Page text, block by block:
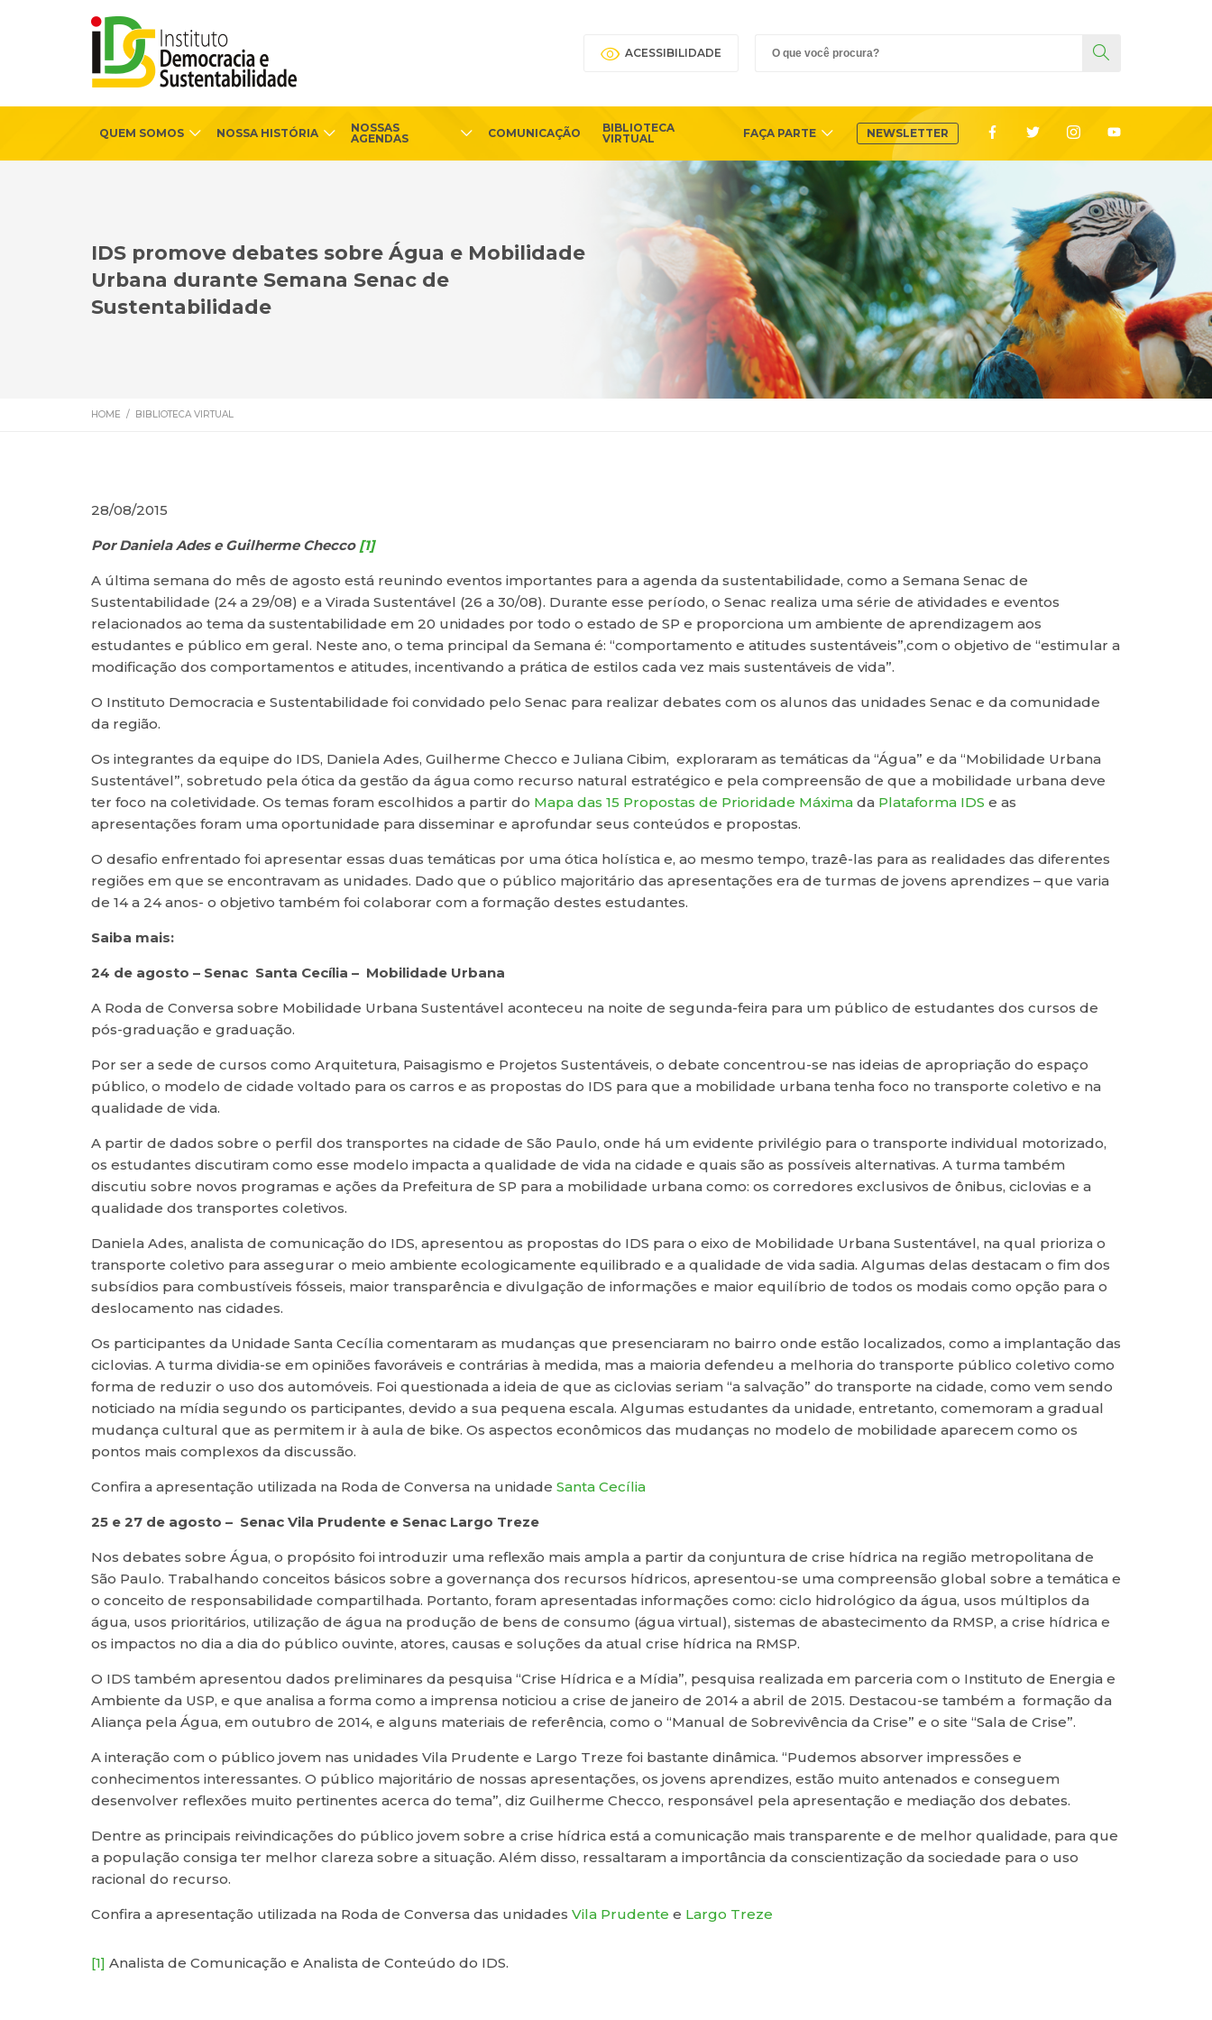
ACESSIBILIDADE
QUEM SOMOS NOSSA HISTÓRIA
NOSSAS
AGENDAS
COMUNICAÇÃO
BIBLIOTECA
VIRTUAL
FAÇA PARTE NEWSLETTER
IDS promove debates sobre Água e Mobilidade
Urbana durante Semana Senac de
Sustentabilidade
HOME / BIBLIOTECA VIRTUAL
28/08/2015
Por Daniela Ades e Guilherme Checco [1]
A última semana do mês de agosto está reunindo eventos importantes para a agenda da sustentabilidade, como a Semana Senac de
Sustentabilidade (24 a 29/08) e a Virada Sustentável (26 a 30/08). Durante esse período, o Senac realiza uma série de atividades e eventos
relacionados ao tema da sustentabilidade em 20 unidades por todo o estado de SP e proporciona um ambiente de aprendizagem aos
estudantes e público em geral. Neste ano, o tema principal da Semana é: “comportamento e atitudes sustentáveis”,com o objetivo de “estimular a
modificação dos comportamentos e atitudes, incentivando a prática de estilos cada vez mais sustentáveis de vida”.
O Instituto Democracia e Sustentabilidade foi convidado pelo Senac para realizar debates com os alunos das unidades Senac e da comunidade
da região.
Os integrantes da equipe do IDS, Daniela Ades, Guilherme Checco e Juliana Cibim, exploraram as temáticas da “Água” e da “Mobilidade Urbana
Sustentável”, sobretudo pela ótica da gestão da água como recurso natural estratégico e pela compreensão de que a mobilidade urbana deve
ter foco na coletividade. Os temas foram escolhidos a partir do Mapa das 15 Propostas de Prioridade Máximada Plataforma IDS e as
apresentações foram uma oportunidade para disseminar e aprofundar seus conteúdos e propostas.
O desafio enfrentado foi apresentar essas duas temáticas por uma ótica holística e, ao mesmo tempo, trazê-las para as realidades das diferentes
regiões em que se encontravam as unidades. Dado que o público majoritário das apresentações era de turmas de jovens aprendizes – que varia
de 14 a 24 anos- o objetivo também foi colaborar com a formação destes estudantes.
Saiba mais:
24 de agosto – Senac Santa Cecília – Mobilidade Urbana
A Roda de Conversa sobre Mobilidade Urbana Sustentável aconteceu na noite de segunda-feira para um público de estudantes dos cursos de
pós-graduação e graduação.
Por ser a sede de cursos como Arquitetura, Paisagismo e Projetos Sustentáveis, o debate concentrou-se nas ideias de apropriação do espaço
público, o modelo de cidade voltado para os carros e as propostas do IDS para que a mobilidade urbana tenha foco no transporte coletivo e na
qualidade de vida.
A partir de dados sobre o perfil dos transportes na cidade de São Paulo, onde há um evidente privilégio para o transporte individual motorizado,
os estudantes discutiram como esse modelo impacta a qualidade de vida na cidade e quais são as possíveis alternativas. A turma também
discutiu sobre novos programas e ações da Prefeitura de SP para a mobilidade urbana como: os corredores exclusivos de ônibus, ciclovias e a
qualidade dos transportes coletivos.
Daniela Ades, analista de comunicação do IDS, apresentou as propostas do IDS para o eixo de Mobilidade Urbana Sustentável, na qual prioriza o
transporte coletivo para assegurar o meio ambiente ecologicamente equilibrado e a qualidade de vida sadia. Algumas delas destacam o fim dos
subsídios para combustíveis fósseis, maior transparência e divulgação de informações e maior equilíbrio de todos os modais como opção para o
deslocamento nas cidades.
Os participantes da Unidade Santa Cecília comentaram as mudanças que presenciaram no bairro onde estão localizados, como a implantação das
ciclovias. A turma dividia-se em opiniões favoráveis e contrárias à medida, mas a maioria defendeu a melhoria do transporte público coletivo como
forma de reduzir o uso dos automóveis. Foi questionada a ideia de que as ciclovias seriam “a salvação” do transporte na cidade, como vem sendo
noticiado na mídia segundo os participantes, devido a sua pequena escala. Algumas estudantes da unidade, entretanto, comemoram a gradual
mudança cultural que as permitem ir à aula de bike. Os aspectos econômicos das mudanças no modelo de mobilidade aparecem como os
pontos mais complexos da discussão.
Confira a apresentação utilizada na Roda de Conversa na unidade Santa Cecília
25 e 27 de agosto – Senac Vila Prudente e Senac Largo Treze
Nos debates sobre Água, o propósito foi introduzir uma reflexão mais ampla a partir da conjuntura de crise hídrica na região metropolitana de
São Paulo. Trabalhando conceitos básicos sobre a governança dos recursos hídricos, apresentou-se uma compreensão global sobre a temática e
o conceito de responsabilidade compartilhada. Portanto, foram apresentadas informações como: ciclo hidrológico da água, usos múltiplos da
água, usos prioritários, utilização de água na produção de bens de consumo (água virtual), sistemas de abastecimento da RMSP, a crise hídrica e
os impactos no dia a dia do público ouvinte, atores, causas e soluções da atual crise hídrica na RMSP.
O IDS também apresentou dados preliminares da pesquisa “Crise Hídrica e a Mídia”, pesquisa realizada em parceria com o Instituto de Energia e
Ambiente da USP, e que analisa a forma como a imprensa noticiou a crise de janeiro de 2014 a abril de 2015. Destacou-se também a formação da
Aliança pela Água, em outubro de 2014, e alguns materiais de referência, como o “Manual de Sobrevivência da Crise” e o site “Sala de Crise”.
A interação com o público jovem nas unidades Vila Prudente e Largo Treze foi bastante dinâmica. “Pudemos absorver impressões e
conhecimentos interessantes. O público majoritário de nossas apresentações, os jovens aprendizes, estão muito antenados e conseguem
desenvolver reflexões muito pertinentes acerca do tema”, diz Guilherme Checco, responsável pela apresentação e mediação dos debates.
Dentre as principais reivindicações do público jovem sobre a crise hídrica está a comunicação mais transparente e de melhor qualidade, para que
a população consiga ter melhor clareza sobre a situação. Além disso, ressaltaram a importância da conscientização da sociedade para o uso
racional do recurso.
Confira a apresentação utilizada na Roda de Conversa das unidades Vila Prudente e Largo Treze
[1] Analista de Comunicação e Analista de Conteúdo do IDS.